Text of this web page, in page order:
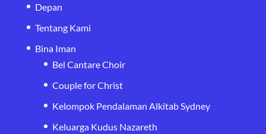
Depan
Tentang Kami
Bina Iman
Bel Cantare Choir
Couple for Christ
Kelompok Pendalaman Alkitab Sydney
Keluarga Kudus Nazareth